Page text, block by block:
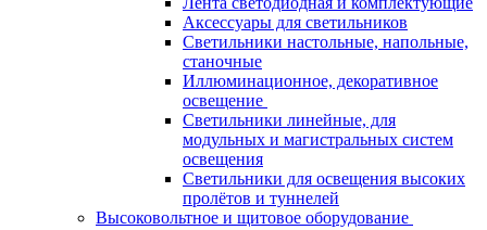
Аксессуары для светильников
Светильники настольные, напольные,
станочные
Иллюминационное, декоративное
освещение
Светильники линейные, для
модульных и магистральных систем
освещения
Светильники для освещения высоких
пролётов и туннелей
Высоковольтное и щитовое оборудование